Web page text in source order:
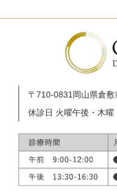
〒710-0831 岡⼭県倉
休診⽇ 火曜午後・⽊曜